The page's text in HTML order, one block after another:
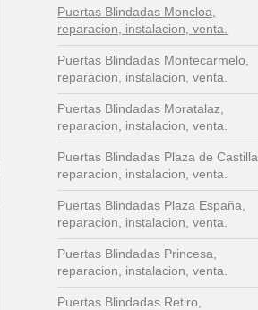
Puertas Blindadas Moncloa,
reparacion, instalacion, venta.
Puertas Blindadas Montecarmelo,
reparacion, instalacion, venta.
Puertas Blindadas Moratalaz,
reparacion, instalacion, venta.
Puertas Blindadas Plaza de Castilla,
reparacion, instalacion, venta.
Puertas Blindadas Plaza España,
reparacion, instalacion, venta.
Puertas Blindadas Princesa,
reparacion, instalacion, venta.
Puertas Blindadas Retiro,